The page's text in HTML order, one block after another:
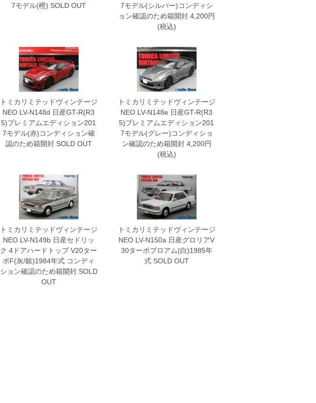
7モデル(橙) SOLD OUT
7モデル(シルバー)コンディシ
ョン確認のため箱開封4,200円
(税込)
トミカリミテッドヴィンテージ
NEO LV-N148d 日産GT-R(R3
5)プレミアムエディション201
7モデル(赤)コンディション確
認のため箱開封SOLD OUT
トミカリミテッドヴィンテージ
NEO LV-N148e 日産GT-R(R3
5)プレミアムエディション201
7モデル(グレー)コンディショ
ン確認のため箱開封4,200円
(税込)
トミカリミテッドヴィンテージ
NEO LV-N149b 日産セドリッ
ク 4ドアハードトップ V20ター
ボF(灰/銀)1984年式 コンディ
ション確認のため箱開封SOLD
OUT
トミカリミテッドヴィンテージ
NEO LV-N150a 日産グロリアV
30ターボブロアム(白)1985年
式SOLD OUT